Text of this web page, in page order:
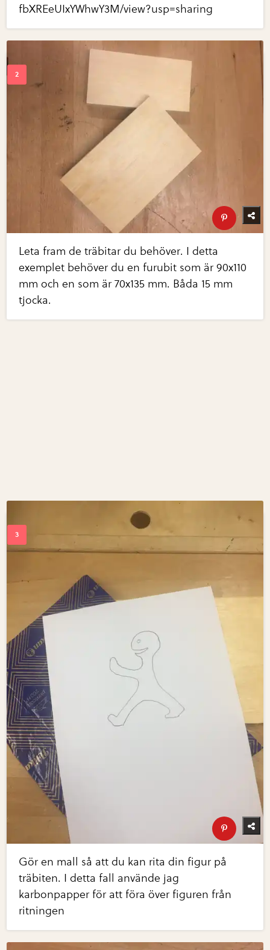
fbXREeUIxYWhwY3M/view?usp=sharing
Leta fram de träbitar du behöver. I detta
exemplet behöver du en furubit som är 90x110
mm och en som är 70x135 mm. Båda 15 mm
tjocka.
Gör en mall så att du kan rita din figur på
träbiten. I detta fall använde jag
karbonpapper för att föra över figuren från
ritningen